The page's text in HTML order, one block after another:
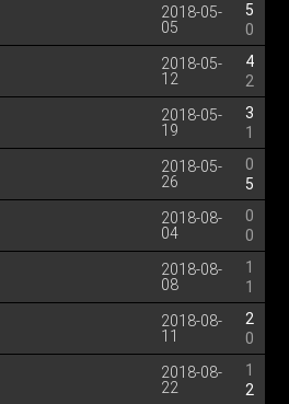
2018-05-
05
5
0
2018-05-
12
4
2
2018-05-
19
3
1
2018-05-
26
0
5
2018-08-
04
0
0
2018-08-
08
1
1
2018-08-
11
2
0
2018-08-
22
1
2